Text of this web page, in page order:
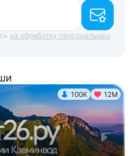
на обработку персональных
100K 12М